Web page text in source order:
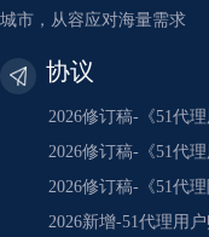
城市，从容应对海量需求
协议
2026修订稿-《51代理
2026修订稿-《51代
2026修订稿-《51代
2026新增-51代理用